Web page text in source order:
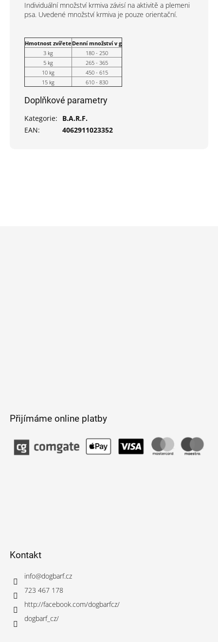
Individuální množství krmiva závisí na aktivitě a plemeni
psa. Uvedené množství krmiva je pouze orientační.
Hmotnost zvířete Denní množství v g
3 kg
180 - 250
5 kg
265 - 365
10 kg
450 - 615
15 kg
610 - 830
Doplňkové parametry
Kategorie:
B.A.R.F.
EAN: 4062911023352
Přijímáme online platby
Kontakt
info@dogbarf.cz
723 467 178
http://facebook.com/dogbarfcz/
dogbarf_cz/